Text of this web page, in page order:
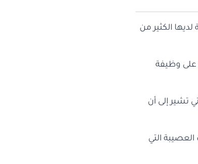
الكثير من
على وظيفة
تشير إلى أن
التي